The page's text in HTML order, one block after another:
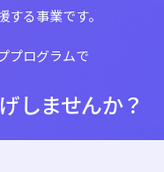
する事業です。
プログラムで
しませんか？